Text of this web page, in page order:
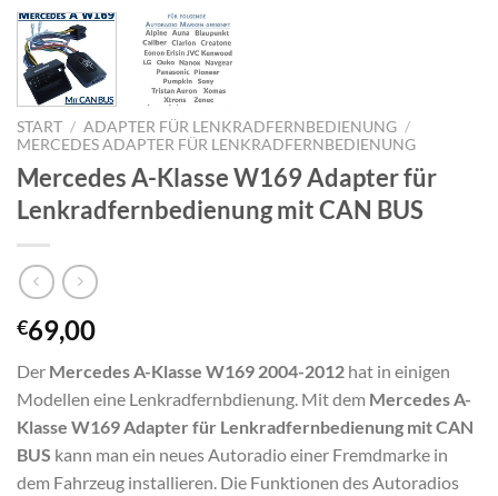
START / ADAPTER FÜR LENKRADFERNBEDIENUNG /
MERCEDES ADAPTER FÜR LENKRADFERNBEDIENUNG
Mercedes A-Klasse W169 Adapter für
Lenkradfernbedienung mit CAN BUS
€69,00
Der Mercedes A-Klasse W169 2004-2012 hat in einigen
Modellen eine Lenkradfernbdienung. Mit dem Mercedes A-
Klasse W169 Adapter für Lenkradfernbedienung mit CAN
BUS kann man ein neues Autoradio einer Fremdmarke in
dem Fahrzeug installieren. Die Funktionen des Autoradios